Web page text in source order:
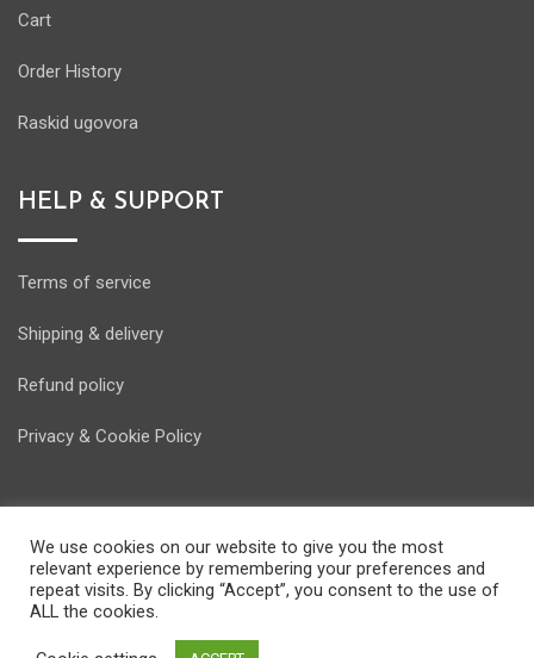
Cart
Order History
Raskid ugovora
HELP & SUPPORT
Terms of service
Shipping & delivery
Refund policy
Privacy & Cookie Policy
© Copyright Energostore 2020. Developed byPondi d.o.o.
We use cookies on our website to give you the most
relevant experience by remembering your preferences and
repeat visits. By clicking “Accept”, you consent to the use of
ALL the cookies.